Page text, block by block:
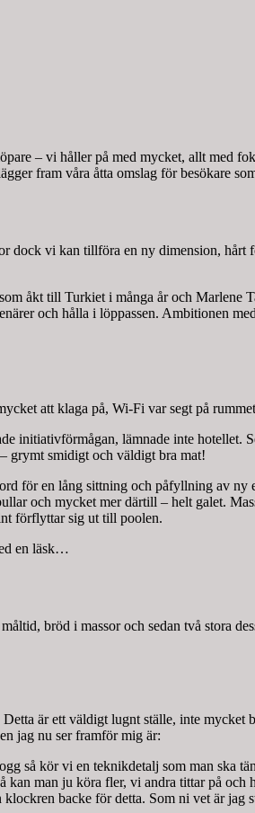
– vi håller på med mycket, allt med
fram våra åtta omslag för besökare
dock vi kan tillföra en ny dimension,
åkt till Turkiet i många år och Marlene
och hålla i löppassen. Ambitionen
att klaga på, Wi-Fi var segt på
initiativförmågan, lämnade inte hotellet.
grymt smidigt och väldigt bra mat!
för en lång sittning och påfyllning av ny
och mycket mer därtill – helt galet.
förflyttar sig ut till poolen.
en läsk…
bröd i massor och sedan två stora
är ett väldigt lugnt ställe, inte mycket
jag nu ser framför mig är:
så kör vi en teknikdetalj som man ska
kan man ju köra fler, vi andra tittar på och
backe för detta. Som ni vet är